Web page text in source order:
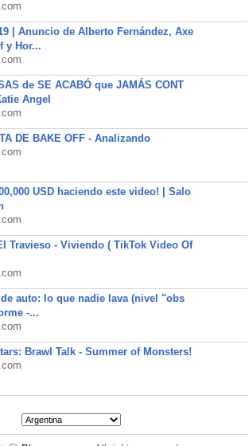
| Anuncio de Alberto Fernández, Axe
y Hor...
de SE ACABÓ que JAMÁS CONT
Angel
DE BAKE OFF - Analizando
USD haciendo este video! | Salo
Travieso - Viviendo ( TikTok Video Of
de auto: lo que nadie lava (nivel "obs
-...
Brawl Talk - Summer of Monsters!